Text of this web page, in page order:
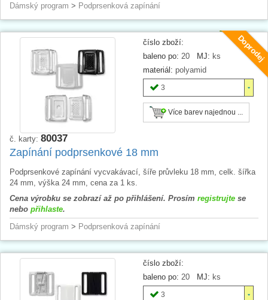
Dámský program > Podprsenková zapínání
Doprodej
číslo zboží:
baleno po: 20 MJ: ks
materiál: polyamid
3
Více barev najednou ...
č. karty: 80037
Zapínání podprsenkové 18 mm
Podprsenkové zapínání vycvakávací, šíře průvleku 18 mm, celk. šířka
24 mm, výška 24 mm, cena za 1 ks.
Cena výrobku se zobrazí až po přihlášení. Prosím registrujte se
nebo přihlaste.
Dámský program > Podprsenková zapínání
číslo zboží:
baleno po: 20 MJ: ks
3